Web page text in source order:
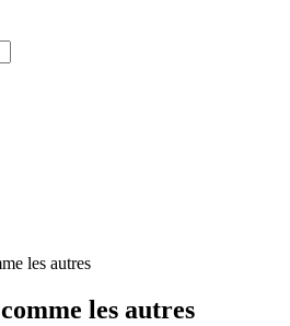
les autres
les autres